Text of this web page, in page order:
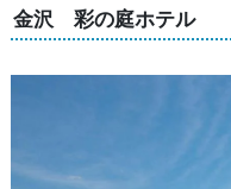
金沢 彩の庭ホテル